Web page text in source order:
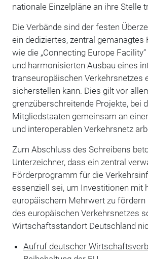
nationale Einzelpläne an ihre Stelle
Die Verbände sind der festen
ein dediziertes, zentral
wie die „Connecting Europe
und harmonisierten Ausbau eines
transeuropäischen Verkehrsnetzes
sicherstellen kann. Dies gilt vor
grenzüberschreitende Projekte, bei
Mitgliedstaaten gemeinsam an
und interoperablen Verkehrsnetz
Zum Abschluss des Schreibens
Unterzeichner, dass ein zentral
Förderprogramm für die
essenziell sei, um Investitionen mit
europäischem Mehrwert zu fördern
des europäischen Verkehrsnetzes
Wirtschaftsstandort Deutschland
Aufruf deutscher